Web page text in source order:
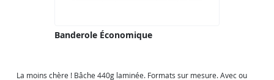
Banderole Économique
La moins chère ! Bâche 440g laminée. Formats sur mesure. Avec ou